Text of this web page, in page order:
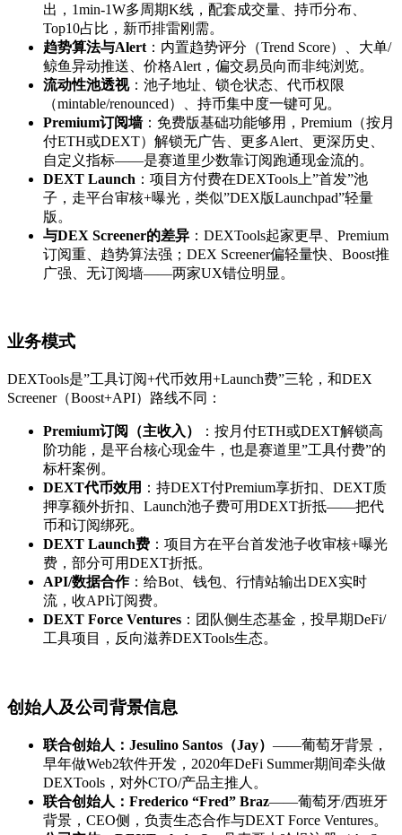
出，1min-1W多周期K线，配套成交量、持币分布、
Top10占比，新币排雷刚需。
趋势算法与Alert ：内置趋势评分（Trend Score）、大单/
鲸鱼异动推送、价格Alert，偏交易员向而非纯浏览。
流动性池透视：池子地址、锁仓状态、代币权限
（mintable/renounced）、持币集中度一键可见。
Premium订阅墙：免费版基础功能够用，Premium（按月
付ETH或DEXT）解锁无广告、更多Alert、更深历史、
自定义指标——是赛道里少数靠订阅跑通现金流的。
DEXT Launch ：项目方付费在DEXTools上”首发”池
子，走平台审核+曝光，类似”DEX版Launchpad”轻量
版。
与DEX Screener的差异 ：DEXTools起家更早、Premium
订阅重、趋势算法强；DEX Screener偏轻量快、Boost推
广强、无订阅墙——两家UX错位明显。
业务模式
DEXTools是”工具订阅+代币效用+Launch费”三轮，和DEX
Screener（Boost+API）路线不同：
Premium订阅（主收入）
：按月付ETH或DEXT解锁高
阶功能，是平台核心现金牛，也是赛道里”工具付费”的
标杆案例。
DEXT代币效用 ：持DEXT付Premium享折扣、DEXT质
押享额外折扣、Launch池子费可用DEXT折抵——把代
币和订阅绑死。
DEXT Launch费 ：项目方在平台首发池子收审核+曝光
费，部分可用DEXT折抵。
API/数据合作：给Bot、钱包、行情站输出DEX实时
流，收API订阅费。
DEXT Force Ventures ：团队侧生态基金，投早期DeFi/
工具项目，反向滋养DEXTools生态。
创始人及公司背景信息
联合创始人：Jesulino Santos（Jay） ——葡萄牙背景，
早年做Web2软件开发，2020年DeFi Summer期间牵头做
DEXTools，对外CTO/产品主推人。
联合创始人：Frederico “Fred” Braz——葡萄牙/西班牙
背景，CEO侧，负责生态合作与DEXT Force Ventures。